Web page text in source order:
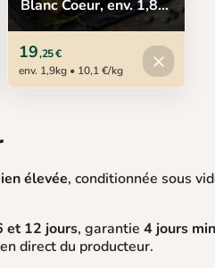
indisponible
Blanc Coeur, env. 1,8-
2,1 kg
19,25 €
env. 1,9kg • 10,1 €/kg
close Produit
élevée, conditionnée sous
et 12 jours, garantie 4 jours
direct du producteur.